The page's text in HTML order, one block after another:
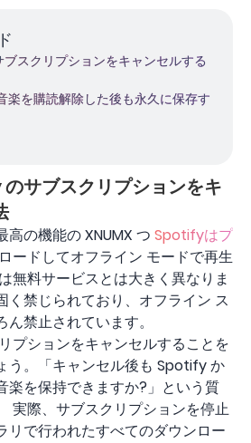
スクリプションをキャンセルする
楽を購読解除した後も永久に保存す
サブスクリプションをキ
の機能の XNUMX つ Spotifyはプ
ードしてオフライン モードで再生
無料サービスとは大きく異なりま
く禁じられており、オフライン ス
ん禁止されています。
プションをキャンセルすることを
う。「キャンセル後も Spotify か
楽を保持できますか?」という質
実際、サブスクリプションを停止
リで行われたすべてのダウンロー